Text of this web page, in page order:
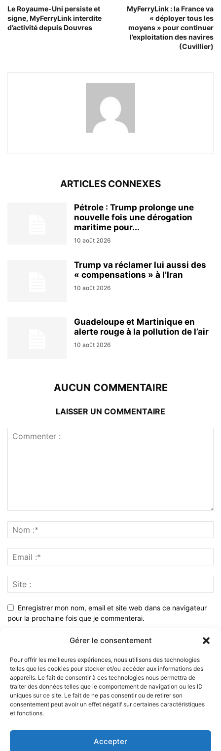
Gérer le consentement
Pour offrir les meilleures expériences, nous utilisons des technologies
telles que les cookies pour stocker et/ou accéder aux informations des
appareils. Le fait de consentir à ces technologies nous permettra de
traiter des données telles que le comportement de navigation ou les ID
uniques sur ce site. Le fait de ne pas consentir ou de retirer son
consentement peut avoir un effet négatif sur certaines caractéristiques
et fonctions.
Accepter
Le Royaume-Uni persiste et
signe, MyFerryLink interdite
d’activité depuis Douvres
MyFerryLink : la France va
« déployer tous les
moyens » pour continuer
l’exploitation des navires
(Cuvillier)
ARTICLES CONNEXES
Pétrole : Trump prolonge une
nouvelle fois une dérogation
maritime pour...
10 août 2026
Trump va réclamer lui aussi des
« compensations » à l’Iran
10 août 2026
Guadeloupe et Martinique en
alerte rouge à la pollution de l’air
10 août 2026
AUCUN COMMENTAIRE
LAISSER UN COMMENTAIRE
Enregistrer mon nom, email et site web dans ce navigateur
pour la prochaine fois que je commenterai.
À PROPOS